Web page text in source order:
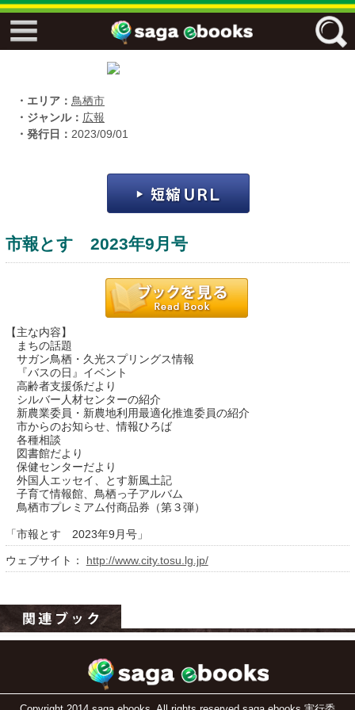
エリア
キーワード
・エリア： 鳥栖市
・ジャンル： 広報
・発行日： 2023/09/01
市報とす 2023年9月号
【主な内容】
まちの話題
サガン鳥栖・久光スプリングス情報
『バスの日』イベント
高齢者支援係だより
シルバー人材センターの紹介
新農業委員・新農地利用最適化推進委員の紹介
市からのお知らせ、情報ひろば
各種相談
図書館だより
保健センターだより
外国人エッセイ、とす新風土記
子育て情報館、鳥栖っ子アルバム
鳥栖市プレミアム付商品券（第３弾）
「市報とす 2023年9月号」
ウェブサイト： http://www.city.tosu.lg.jp/
↓↓ ebooks専用本棚 ↓↓
運営：福博印刷
saga ebooksとは
ご利用ガイド
よくある質問
お問い合わせ